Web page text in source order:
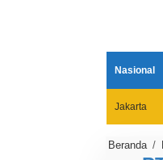
Nasional
Jakarta
Beranda /